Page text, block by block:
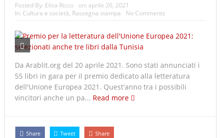
Posted By: Elisa Ricco on: aprile 20, 2021
In: Cultura e società, Rassegna stampa No Comments
Da Arablit.org del 20 aprile 2021. Sono stati annunciati i
55 libri in gara per il premio dedicato alla letteratura
dell'Unione Europea 2021. Quest'anno tra i possibili
vincitori anche un pa... Read more
Share Tweet Share